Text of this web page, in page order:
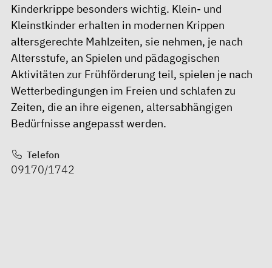
Kinderkrippe besonders wichtig. Klein- und
Kleinstkinder erhalten in modernen Krippen
altersgerechte Mahlzeiten, sie nehmen, je nach
Altersstufe, an Spielen und pädagogischen
Aktivitäten zur Frühförderung teil, spielen je nach
Wetterbedingungen im Freien und schlafen zu
Zeiten, die an ihre eigenen, altersabhängigen
Bedürfnisse angepasst werden.
Telefon
09170/1742